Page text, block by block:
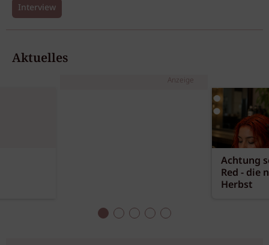
Interview
Aktuelles
Anzeige
Achtung
Red - die
Herbst